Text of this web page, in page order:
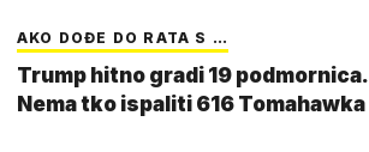
AKO DOĐE DO RATA S …
Trump hitno gradi 19 podmornica.
Nema tko ispaliti 616 Tomahawka